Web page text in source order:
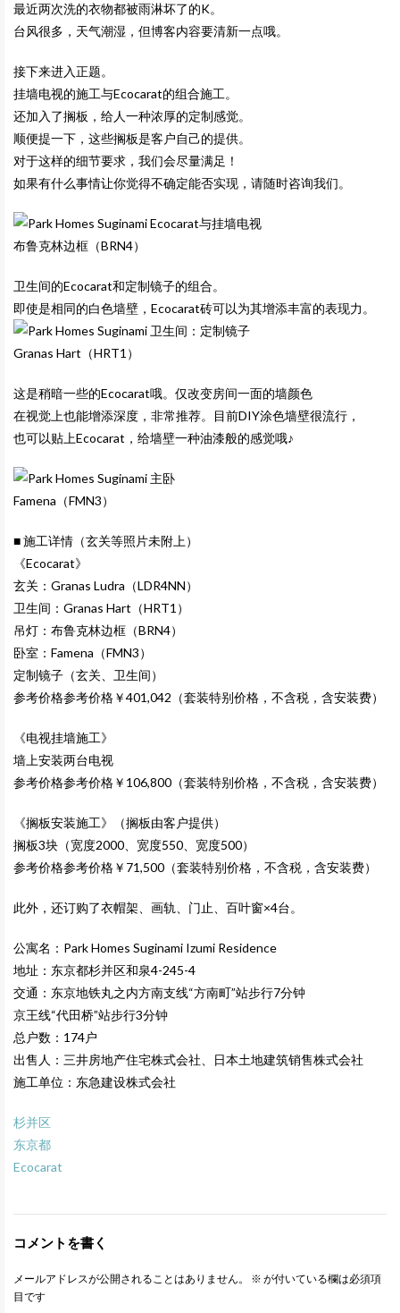
最近两次洗的衣物都被雨淋坏了的K。
台风很多，天气潮湿，但博客内容要清新一点哦。
接下来进入正题。
挂墙电视的施工与Ecocarat的组合施工。
还加入了搁板，给人一种浓厚的定制感觉。
顺便提一下，这些搁板是客户自己的提供。
对于这样的细节要求，我们会尽量满足！
如果有什么事情让你觉得不确定能否实现，请随时咨询我们。
布鲁克林边框（BRN4）
卫生间的Ecocarat和定制镜子的组合。
即使是相同的白色墙壁，Ecocarat砖可以为其增添丰富的表现力。
Granas Hart（HRT1）
这是稍暗一些的Ecocarat哦。仅改变房间一面的墙颜色
在视觉上也能增添深度，非常推荐。目前DIY涂色墙壁很流行，
也可以贴上Ecocarat，给墙壁一种油漆般的感觉哦♪
Famena（FMN3）
■ 施工详情（玄关等照片未附上）
《Ecocarat》
玄关：Granas Ludra（LDR4NN）
卫生间：Granas Hart（HRT1）
吊灯：布鲁克林边框（BRN4）
卧室：Famena（FMN3）
定制镜子（玄关、卫生间）
参考价格参考价格￥401,042 （套装特别价格，不含税，含安装费）
《电视挂墙施工》
墙上安装两台电视
参考价格参考价格￥106,800 （套装特别价格，不含税，含安装费）
《搁板安装施工》（搁板由客户提供）
搁板3块（宽度2000、宽度550、宽度500）
参考价格参考价格￥71,500 （套装特别价格，不含税，含安装费）
此外，还订购了衣帽架、画轨、门止、百叶窗×4台。
公寓名：Park Homes Suginami Izumi Residence
地址：东京都杉并区和泉4-245-4
交通：东京地铁丸之内方南支线“方南町”站步行7分钟
京王线“代田桥”站步行3分钟
总户数：174户
出售人： 三井房地产住宅株式会社、日本土地建筑销售株式会社
施工单位： 东急建设株式会社
杉并区
东京都
Ecocarat
コメントを書く
メールアドレスが公開されることはありません。 ※ が付いている欄は必須項
目です